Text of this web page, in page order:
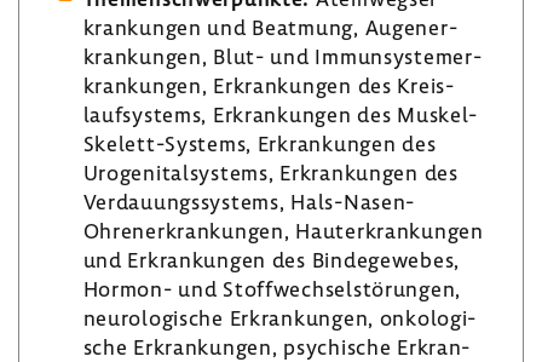
kran­kungen und Beatmung, Augen­er­
kran­kungen, Blut- und Immun­sys­tem­er­
kran­kungen, Erkran­kungen des Kreis­
lauf­sys­tems, Erkran­kungen des Muskel-​
Skelett-Systems, Erkran­kungen des
Uroge­ni­tal­sys­tems, Erkran­kungen des
Verdau­ungs­sys­tems, Hals-​Nasen-
Ohrenerkrankungen, Haut­er­kran­kungen
und Erkran­kungen des Binde­ge­webes,
Hormon- und Stoff­wech­sel­stö­rungen,
neuro­lo­gi­sche Erkran­kungen, onko­lo­gi­
sche Erkran­kungen, psychi­sche Erkran­